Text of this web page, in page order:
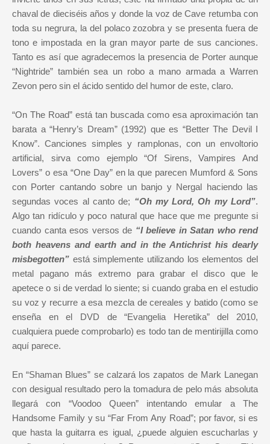
chaval de dieciséis años y donde la voz de Cave retumba con
toda su negrura, la del polaco zozobra y se presenta fuera de
tono e impostada en la gran mayor parte de sus canciones.
Tanto es así que agradecemos la presencia de Porter aunque
“Nightride” también sea un robo a mano armada a Warren
Zevon pero sin el ácido sentido del humor de este, claro.
“On The Road” está tan buscada como esa aproximación tan
barata a “Henry’s Dream” (1992) que es “Better The Devil I
Know”. Canciones simples y ramplonas, con un envoltorio
artificial, sirva como ejemplo “Of Sirens, Vampires And
Lovers” o esa “One Day” en la que parecen Mumford & Sons
con Porter cantando sobre un banjo y Nergal haciendo las
segundas voces al canto de; “Oh my Lord, Oh my Lord”.
Algo tan ridículo y poco natural que hace que me pregunte si
cuando canta esos versos de “I believe in Satan who rend
both heavens and earth and in the Antichrist his dearly
misbegotten” está simplemente utilizando los elementos del
metal pagano más extremo para grabar el disco que le
apetece o si de verdad lo siente; si cuando graba en el estudio
su voz y recurre a esa mezcla de cereales y batido (como se
enseña en el DVD de “Evangelia Heretika” del 2010,
cualquiera puede comprobarlo) es todo tan de mentirijilla como
aquí parece.
En “Shaman Blues” se calzará los zapatos de Mark Lanegan
con desigual resultado pero la tomadura de pelo más absoluta
llegará con “Voodoo Queen” intentando emular a The
Handsome Family y su “Far From Any Road”; por favor, si es
que hasta la guitarra es igual, ¿puede alguien escucharlas y